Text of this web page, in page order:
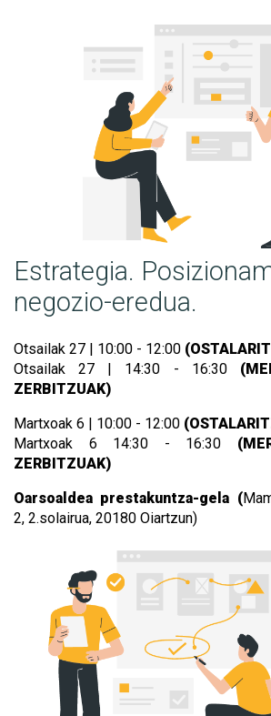
Estrategia.
negozio-eredua.
Otsailak 27 | 10:00 - 12:00
Otsailak 27 | 14:30 - 16:30
ZERBITZUAK)
Martxoak 6 | 10:00 - 12:00
Martxoak 6 14:30 - 16:30
ZERBITZUAK)
Oarsoaldea prestakuntza-gela (
2, 2.solairua, 20180 Oiartzun)